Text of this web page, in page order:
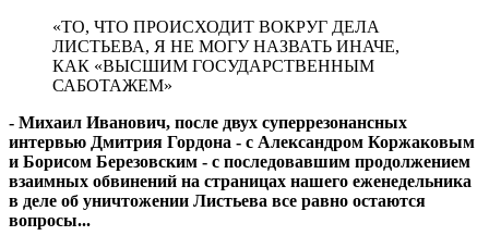
«ТО, ЧТО ПРОИСХОДИТ ВОКРУГ ДЕЛА
ЛИСТЬЕВА, Я НЕ МОГУ НАЗВАТЬ ИНАЧЕ,
КАК «ВЫСШИМ ГОСУДАРСТВЕННЫМ
САБОТАЖЕМ»
- Михаил Иванович, после двух суперрезонансных
интервью Дмитрия Гордона - с Александром Коржаковым
и Борисом Березовским - с последовавшим продолжением
взаимных обвинений на страницах нашего еженедельника
в деле об уничтожении Листьева все равно остаются
вопросы...